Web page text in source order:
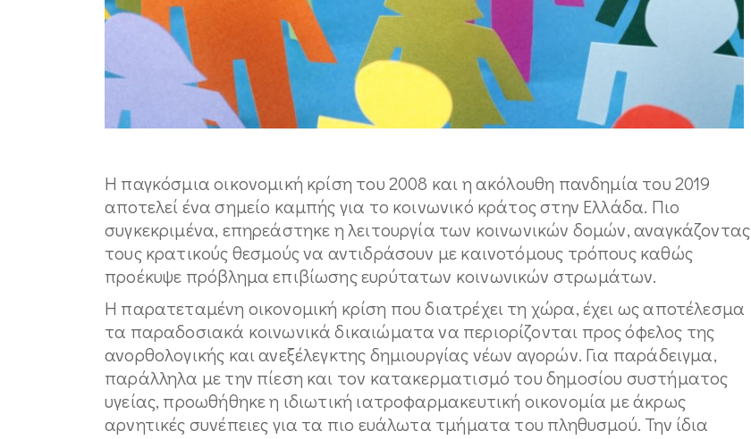
Η παγκόσμια οικονομική κρίση του 2008 και η ακόλουθη πανδημία του 2019
αποτελεί ένα σημείο καμπής για το κοινωνικό κράτος στην Ελλάδα. Πιο
συγκεκριμένα, επηρεάστηκε η λειτουργία των κοινωνικών δομών, αναγκάζοντας
τους κρατικούς θεσμούς να αντιδράσουν με καινοτόμους τρόπους καθώς
προέκυψε πρόβλημα επιβίωσης ευρύτατων κοινωνικών στρωμάτων.
Η παρατεταμένη οικονομική κρίση που διατρέχει τη χώρα, έχει ως αποτέλεσμα
τα παραδοσιακά κοινωνικά δικαιώματα να περιορίζονται προς όφελος της
ανορθολογικής και ανεξέλεγκτης δημιουργίας νέων αγορών. Για παράδειγμα,
παράλληλα με την πίεση και τον κατακερματισμό του δημοσίου συστήματος
υγείας, προωθήθηκε η ιδιωτική ιατροφαρμακευτική οικονομία με άκρως
αρνητικές συνέπειες για τα πιο ευάλωτα τμήματα του πληθυσμού. Την ίδια